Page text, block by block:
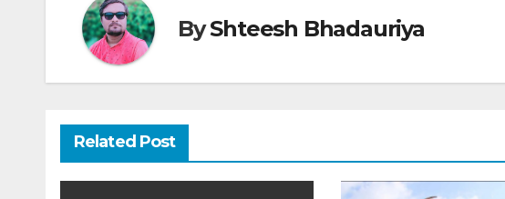
ByShteesh Bhadauriya
Related Post